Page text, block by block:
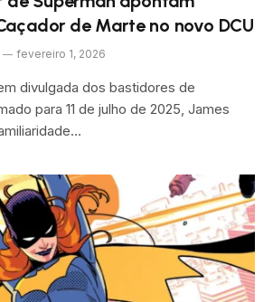
de Marte no novo DCU
fevereiro 1, 2026
divulgada dos bastidores de
para 11 de julho de 2025, James